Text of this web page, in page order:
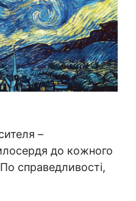
–
до кожного
справедливості,